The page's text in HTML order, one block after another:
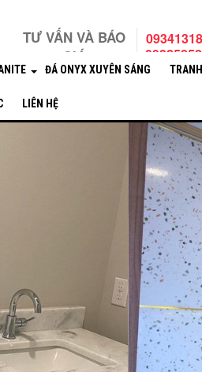
TƯ VẤN VÀ BÁO
GIÁ
ĐÁ ONYX XUYÊN SÁNG
LIÊN HỆ